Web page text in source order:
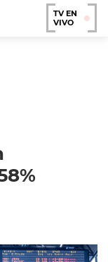
TV EN
VIVO